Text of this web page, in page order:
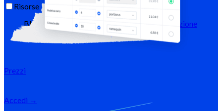
Risorse
Blog
Centro assistenza
Documentazione
Documentazione MCP
Prezzi
Accedi →